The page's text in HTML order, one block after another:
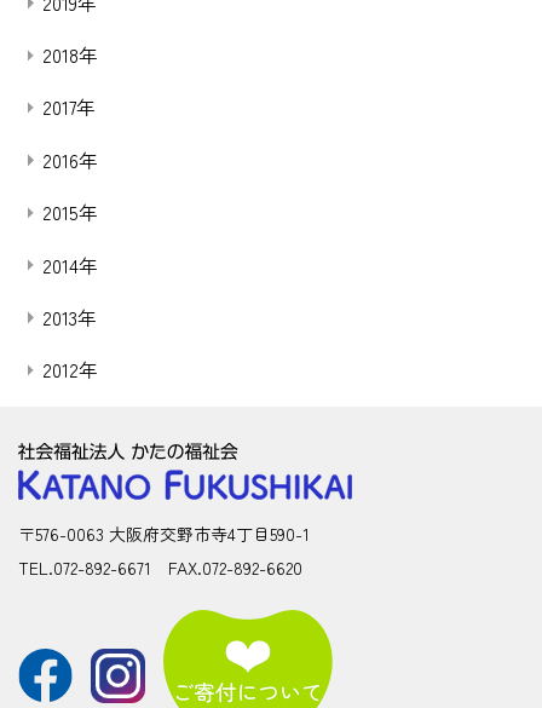
2018年
2017年
2016年
2015年
2014年
2013年
2012年
〒576-0063 大阪府交野市寺4丁目590-1
TEL.072-892-6671 FAX.072-892-6620